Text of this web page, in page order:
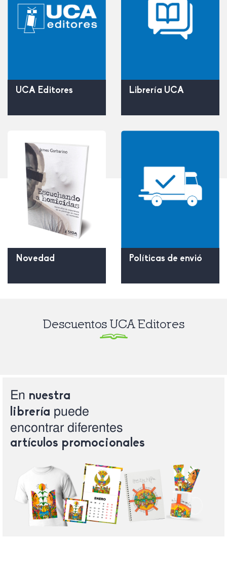
UCA Editores Librería UCA
Novedad Políticas de envió
Descuentos UCA Editores
En nuestra
librería puede
encontrar diferentes
artículos promocionales